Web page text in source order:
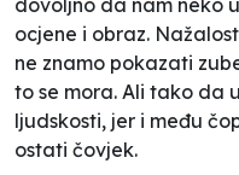
ocjene i obraz.
ne znamo pokazati
to se mora. Ali tako da
ljudskosti, jer i među
ostati čovjek.